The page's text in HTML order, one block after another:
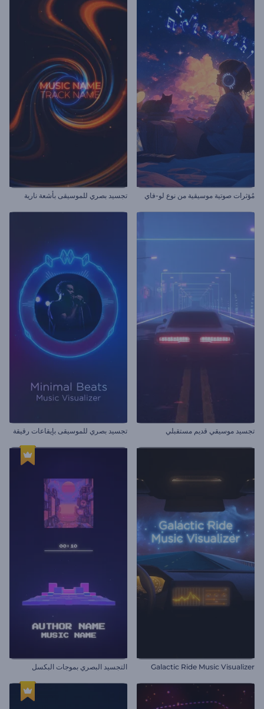
مُؤثرات صوتية موسيقية من نوع لو-فاي تجسيد بصري للموسيقى بأشعة نارية
تجسيد موسيقي قديم مستقبلي تجسيد بصري للموسيقى بإيقاعات رقيقة
Galactic Ride Music Visualizer التجسيد البصري بموجات البكسل